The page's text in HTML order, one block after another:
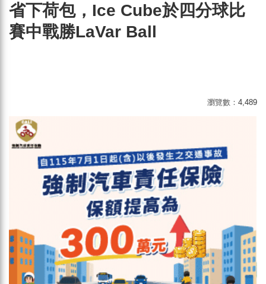
省下荷包，Ice Cube於四分球比
賽中戰勝LaVar Ball
瀏覽數： 4,489